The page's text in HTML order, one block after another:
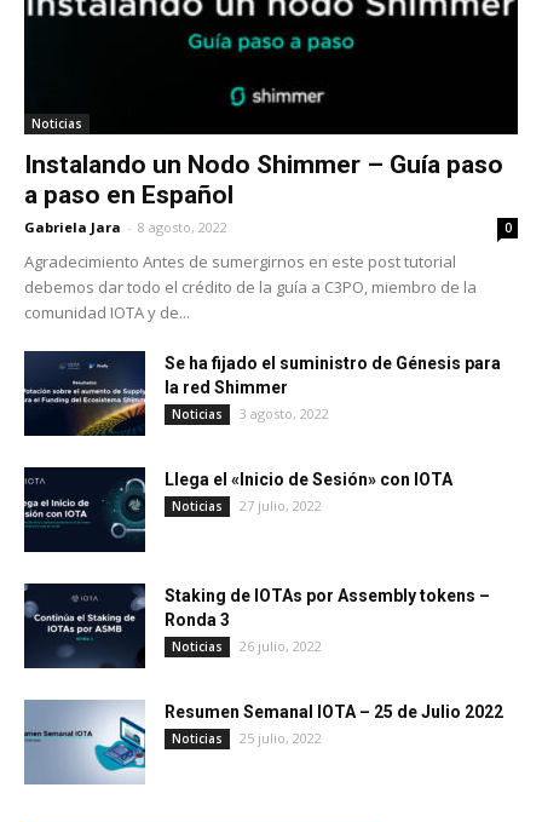
Noticias
Instalando un Nodo Shimmer – Guía paso
a paso en Español
Gabriela Jara - 8 agosto, 2022 0
Agradecimiento Antes de sumergirnos en este post tutorial
debemos dar todo el crédito de la guía a C3PO, miembro de la
comunidad IOTA y de...
Se ha fijado el suministro de Génesis para
la red Shimmer
Noticias 3 agosto, 2022
Llega el «Inicio de Sesión» con IOTA
Noticias 27 julio, 2022
Staking de IOTAs por Assembly tokens –
Ronda 3
Noticias 26 julio, 2022
Resumen Semanal IOTA – 25 de Julio 2022
Noticias 25 julio, 2022